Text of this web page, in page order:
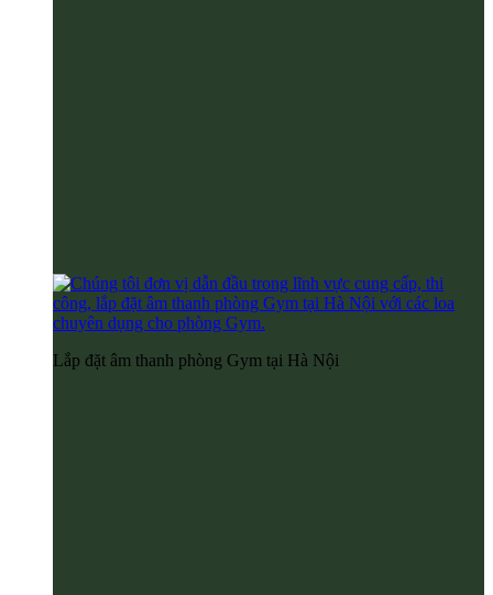
Lắp đặt âm thanh phòng Gym tại Hà Nội